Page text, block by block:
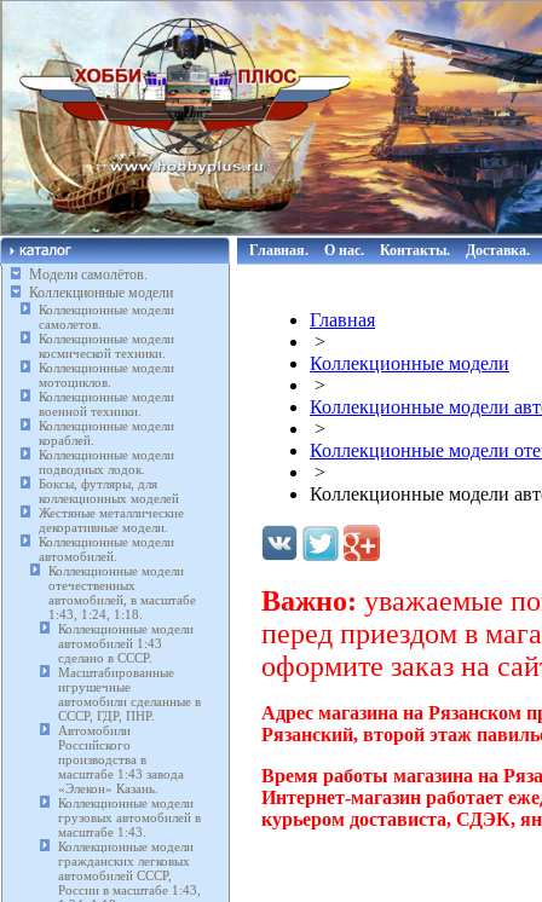
Модели самолётов.
Коллекционные модели
Коллекционные модели
самолетов.
Коллекционные модели
космической техники.
Коллекционные модели
мотоциклов.
Коллекционные модели
военной техники.
Коллекционные модели
кораблей.
Коллекционные модели
подводных лодок.
Боксы, футляры, для
коллекционных моделей
Жестяные металлические
декоративные модели.
Коллекционные модели
автомобилей.
Коллекционные модели
отечественных
автомобилей, в масштабе
1:43, 1:24, 1:18.
Коллекционные модели
автомобилей 1:43
сделано в СССР.
Масштабированные
игрушечные
автомобили сделанные в
СССР, ГДР, ПНР.
Автомобили
Российского
производства в
масштабе 1:43 завода
«Элекон» Казань.
Коллекционные модели
грузовых автомобилей в
масштабе 1:43.
Коллекционные модели
гражданских легковых
автомобилей СССР,
России в масштабе 1:43,
Главная. О нас. Контакты. Доставка.
Главная
>
Коллекционные модели
>
Коллекционные модели
>
Коллекционные модели
>
Коллекционные модели
Важно: уважаемые
перед приездом в
оформите заказ на
Адрес магазина на Рязанском
Рязанский, второй этаж
Время работы магазина на
Интернет-магазин работает
курьером достависта, СДЭК,